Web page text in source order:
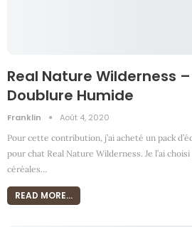
Real Nature Wilderness
Doublure Humide
Franklin Août 4, 2020
Pour cette contribution, j’ai acheté un pack
pour chat Real Nature Wilderness. Je l’ai choisi
céréales…
READ MORE...